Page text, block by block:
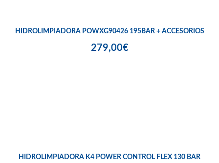
HIDROLIMPIADORA POWXG90426 195BAR + ACCESORIOS
279,00€
HIDROLIMPIADORA K4 POWER CONTROL FLEX 130 BAR